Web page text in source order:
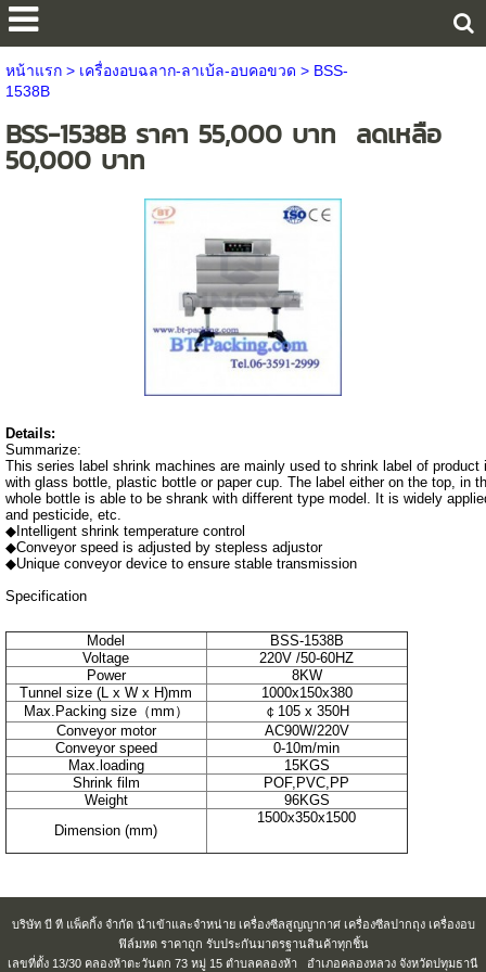
หน้าแรก> เครื่องอบฉลาก-ลาเบ้ล-อบคอขวด > BSS-
1538B
BSS-1538B ราคา 55,000 บาท ลดเหลือ
50,000 บาท
Details:
Summarize:
This series label shrink machines are mainly used to shrink label of
with glass bottle, plastic bottle or paper cup. The label either on the top, in
whole bottle is able to be shrank with different type model. It is widely
and pesticide, etc.
◆Intelligent shrink temperature control
◆Conveyor speed is adjusted by stepless adjustor
◆Unique conveyor device to ensure stable transmission
Specification
Model
BSS-1538B
Voltage
220V /50-60HZ
Power
8KW
Tunnel size (L x W x H)mm
1000x150x380
Max.Packing size（mm）
￠105 x 350H
Conveyor motor
AC90W/220V
Conveyor speed
0-10m/min
Max.loading
15KGS
Shrink film
POF,PVC,PP
Weight
96KGS
Dimension (mm)
1500x350x1500
บริษัท บี ที แพ็คกิ้ง จำกัด นำเข้าและจำหน่าย เครื่องซีลสูญญากาศ เครื่องซีลปากถุง เครื่องอบ
ฟิล์มหด ราคาถูก รับประกันมาตรฐานสินค้าทุกชิ้น
เลขที่ตั้ง 13/30 คลองห้าตะวันตก 73 หมู่ 15 ตำบลคลองห้า อำเภอคลองหลวง จังหวัดปทุมธานี